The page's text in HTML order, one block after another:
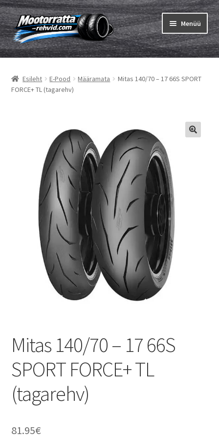
Liigu
navigeerimisele
Liigu
sisu
juurde
Menüü
Rehvid
Ava
Sisekumm
Ava
Ava
Kontakt
Esileht E-Pood Määramata
Mitas 140/70 – 17 66S SPORT
FORCE+ TL (tagarehv)
Mitas 140/70 – 17 66S
SPORT FORCE+ TL
(tagarehv)
81.95€